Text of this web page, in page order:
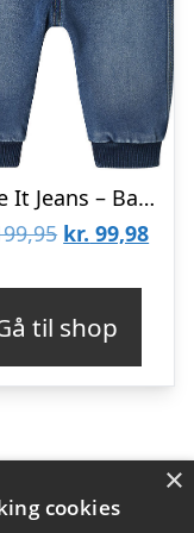
Name It Jeans – Baggy – Fleece – NbmBen – Medium Blue Denim
Den
var:
kr. 199,95.
kr. 99,98Den
kr.
til shop
×
cookies